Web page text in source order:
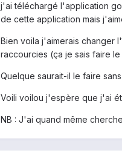
j'ai téléchargé l'application
de cette application mais
Bien voila j'aimerais changer
raccourcies (ça je sais faire
Quelque saurait-il le faire
Voili voilou j'espère que j'ai
NB : J'ai quand même